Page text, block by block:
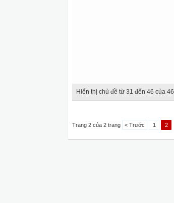
Hiển thị chủ đề từ 31 đến 46 của 46
Trang 2 của 2 trang < Trước 1 2